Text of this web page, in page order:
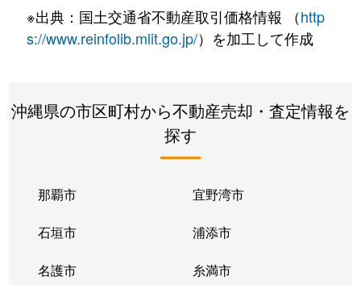
※出典：国土交通省不動産取引価格情報 （http
s://www.reinfolib.mlit.go.jp/）を加工して作成
沖縄県の市区町村から不動産売却・査定情報を
探す
那覇市 宜野湾市
石垣市 浦添市
名護市 糸満市